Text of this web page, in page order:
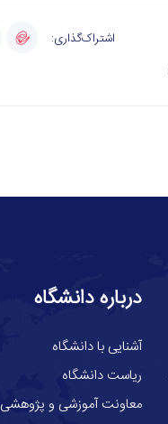
اشتراک‌گذاری:
درباره دانشگاه
آشنایی با دانشگاه
ریاست دانشگاه
معاونت آموزشی و پژوهشی